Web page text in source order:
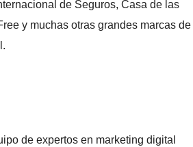
de Seguros, Casa de las
y muchas otras grandes marcas de
de expertos en marketing digital